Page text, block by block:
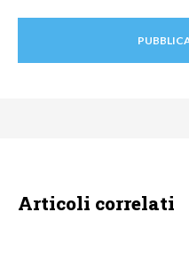
Articoli correlati